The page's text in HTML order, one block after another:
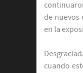
de nuevos
en la
cuando